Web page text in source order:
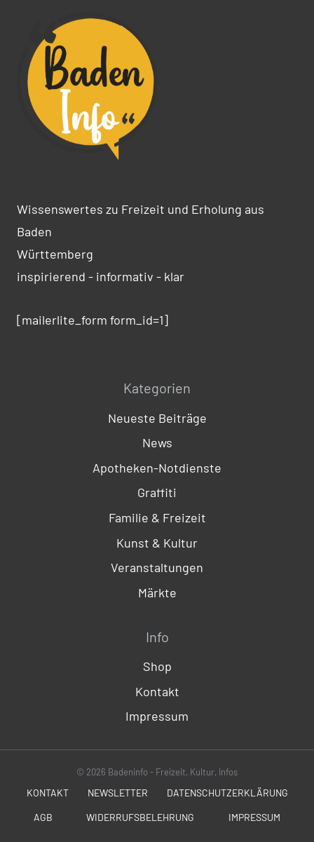
Wissenswertes zu Freizeit und Erholung aus
Baden
Württemberg
inspirierend - informativ - klar
[mailerlite_form form_id=1]
Kategorien
Neueste Beiträge
News
Apotheken-Notdienste
Graffiti
Familie & Freizeit
Kunst & Kultur
Veranstaltungen
Märkte
Info
Shop
Kontakt
Impressum
© 2026 Badeninfo - Freizeit, Kultur, Infos
KONTAKT NEWSLETTER DATENSCHUTZERKLÄRUNG
AGB WIDERRUFSBELEHRUNG IMPRESSUM